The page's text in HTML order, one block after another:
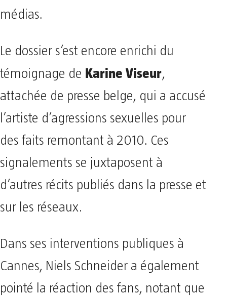
médias.
Le dossier s’est encore enrichi du
témoignage de Karine Viseur,
attachée de presse belge, qui a accusé
l’artiste d’agressions sexuelles pour
des faits remontant à 2010. Ces
signalements se juxtaposent à
d’autres récits publiés dans la presse et
sur les réseaux.
Dans ses interventions publiques à
Cannes, Niels Schneider a également
pointé la réaction des fans, notant que